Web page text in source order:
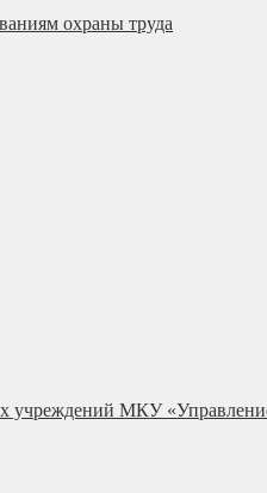
охраны труда
учреждений МКУ